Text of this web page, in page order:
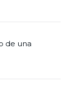
de una